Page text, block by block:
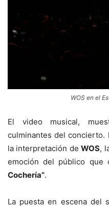
WOS en el
El video musical,
culminantes del concierto.
la interpretación deWOS,
emoción del público
Cochería”.
La puesta en escena del